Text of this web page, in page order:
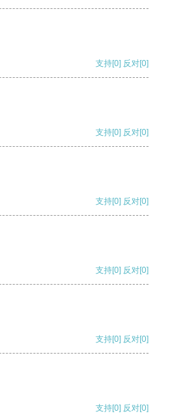
支持[0] 反对[0]
支持[0] 反对[0]
支持[0] 反对[0]
支持[0] 反对[0]
支持[0] 反对[0]
支持[0] 反对[0]